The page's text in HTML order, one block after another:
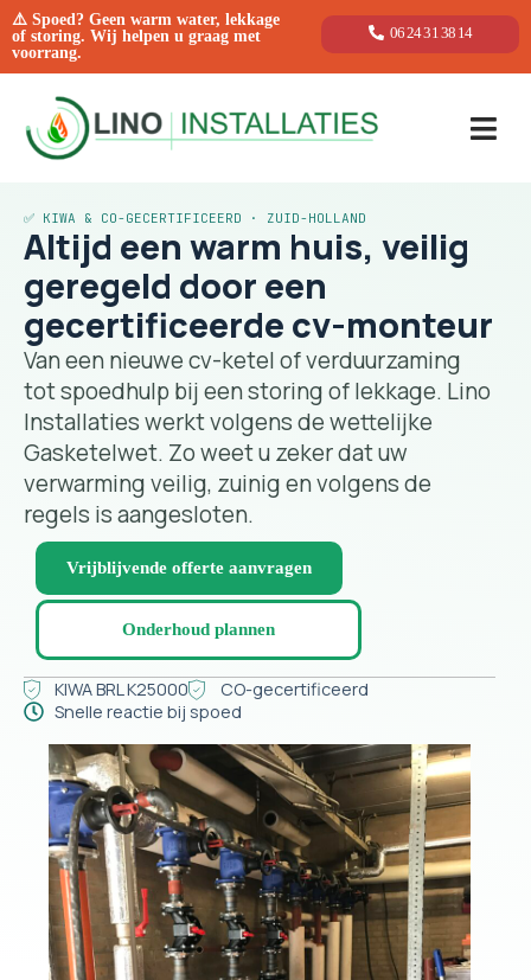
⚠️ Spoed? Geen warm water, lekkage
of storing. Wij helpen u graag met
voorrang.
06 24 31 38 14
✅ KIWA & CO-GECERTIFICEERD · ZUID-HOLLAND
Altijd een warm huis, veilig
geregeld door een
gecertificeerde cv-monteur
Van een nieuwe cv-ketel of verduurzaming
tot spoedhulp bij een storing of lekkage. Lino
Installaties werkt volgens de wettelijke
Gasketelwet. Zo weet u zeker dat uw
verwarming veilig, zuinig en volgens de
regels is aangesloten.
Vrijblijvende offerte aanvragen
Onderhoud plannen
KIWA BRL K25000
CO-gecertificeerd
Snelle reactie bij spoed